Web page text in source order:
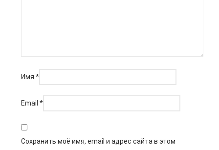
Имя *
Email *
Сохранить моё имя, email и адрес сайта в этом